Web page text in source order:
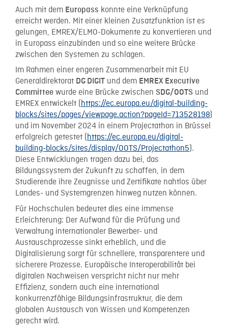
Auch mit dem Europass konnte eine Verknüpfung
erreicht werden. Mit einer kleinen Zusatzfunktion ist es
gelungen, EMREX/ELMO-Dokumente zu konvertieren und
in Europass einzubinden und so eine weitere Brücke
zwischen den Systemen zu schlagen.
Im Rahmen einer engeren Zusammenarbeit mit EU
Generaldirektorat DG DIGIT und dem EMREX Executive
Committee wurde eine Brücke zwischen SDG/OOTS und
EMREX entwickelt (https://ec.europa.eu/digital-building-
blocks/sites/pages/viewpage.action?pageId=713528198)
und im November 2024 in einem Projectathon in Brüssel
erfolgreich getestet (https://ec.europa.eu/digital-
building-blocks/sites/display/OOTS/Projectathon5).
Diese Entwicklungen tragen dazu bei, das
Bildungssystem der Zukunft zu schaffen, in dem
Studierende ihre Zeugnisse und Zertifikate nahtlos über
Landes- und Systemgrenzen hinweg nutzen können.
Für Hochschulen bedeutet dies eine immense
Erleichterung: Der Aufwand für die Prüfung und
Verwaltung internationaler Bewerber- und
Austauschprozesse sinkt erheblich, und die
Digitalisierung sorgt für schnellere, transparentere und
sicherere Prozesse. Europäische Interoperabilität bei
digitalen Nachweisen verspricht nicht nur mehr
Effizienz, sondern auch eine international
konkurrenzfähige Bildungsinfrastruktur, die dem
globalen Austausch von Wissen und Kompetenzen
gerecht wird.